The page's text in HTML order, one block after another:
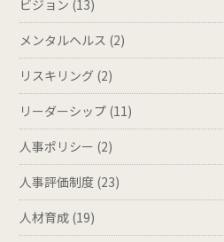
ビジョン (13)
メンタルヘルス (2)
リスキリング (2)
リーダーシップ (11)
人事ポリシー (2)
人事評価制度 (23)
人材育成 (19)